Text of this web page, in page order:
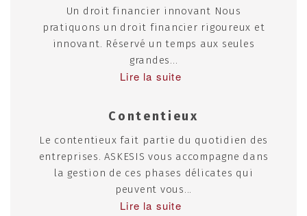
Un droit financier innovant Nous
pratiquons un droit financier rigoureux et
innovant. Réservé un temps aux seules
grandes...
Lire la suite
Contentieux
Le contentieux fait partie du quotidien des
entreprises. ASKESIS vous accompagne dans
la gestion de ces phases délicates qui
peuvent vous...
Lire la suite